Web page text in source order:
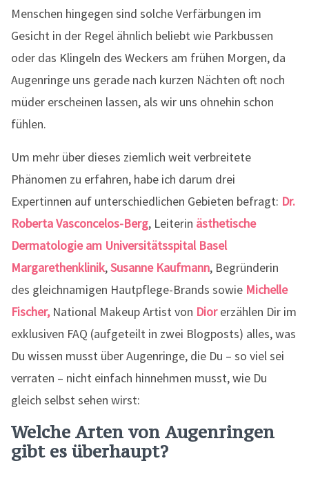
Menschen hingegen sind solche Verfärbungen im
Gesicht in der Regel ähnlich beliebt wie Parkbussen
oder das Klingeln des Weckers am frühen Morgen, da
Augenringe uns gerade nach kurzen Nächten oft noch
müder erscheinen lassen, als wir uns ohnehin schon
fühlen.
Um mehr über dieses ziemlich weit verbreitete
Phänomen zu erfahren, habe ich darum drei
Expertinnen auf unterschiedlichen Gebieten befragt: Dr.
Roberta Vasconcelos-Berg, Leiterin ästhetische
Dermatologie am Universitätsspital Basel
Margarethenklinik,Susanne Kaufmann, Begründerin
des gleichnamigen Hautpflege-Brands sowie Michelle
Fischer,National Makeup Artist von Diorerzählen Dir im
exklusiven FAQ (aufgeteilt in zwei Blogposts) alles, was
Du wissen musst über Augenringe, die Du – so viel sei
verraten – nicht einfach hinnehmen musst, wie Du
gleich selbst sehen wirst:
Welche Arten von Augenringen
gibt es überhaupt?